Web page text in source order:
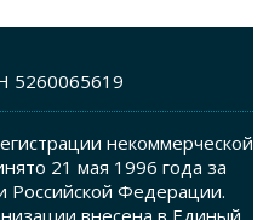
некоммерческой
21 мая 1996 года за
Федерации.